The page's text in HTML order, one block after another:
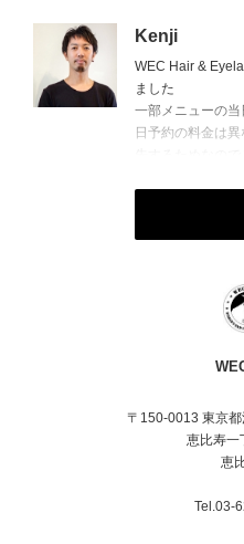
Kenji
WEC Hair &
ました
一部メニューの
日予約の料金は
先するためなの
Other stylist
Some of menu
First time tourist
weekend
Supreme'
〒150-0013 東京
恵比寿一
恵
Tel.03-